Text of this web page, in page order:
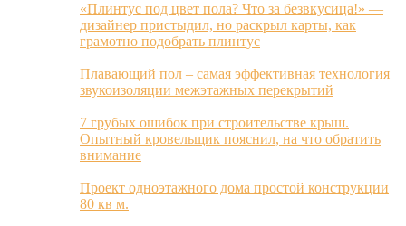
«Плинтус под цвет пола? Что за безвкусица!» —
дизайнер пристыдил, но раскрыл карты, как
грамотно подобрать плинтус
Плавающий пол – самая эффективная технология
звукоизоляции межэтажных перекрытий
7 грубых ошибок при строительстве крыш.
Опытный кровельщик пояснил, на что обратить
внимание
Проект одноэтажного дома простой конструкции
80 кв м.